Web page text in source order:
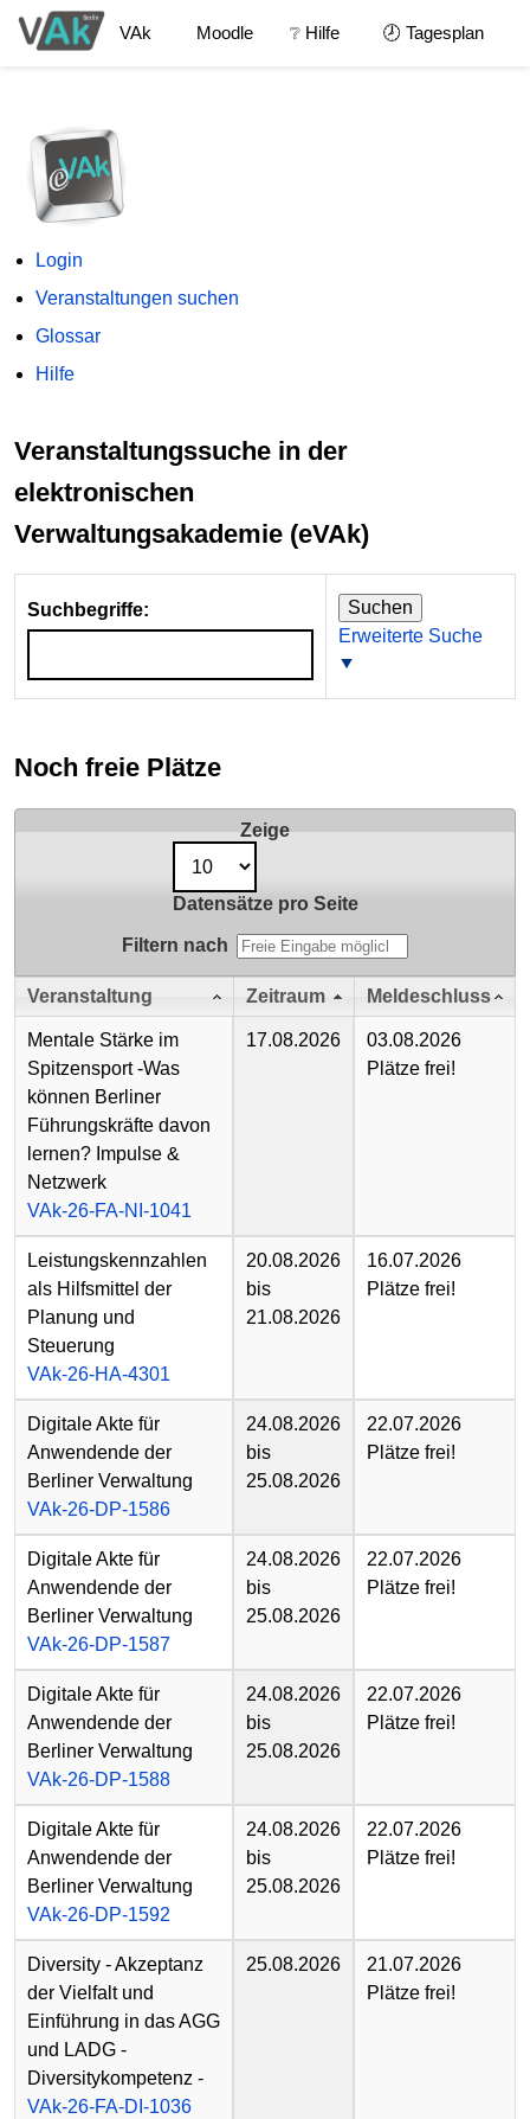
VAk Moodle ❔ Hilfe 🕗 Tagesplan
Login
Veranstaltungen suchen
Glossar
Hilfe
Veranstaltungssuche in der
elektronischen
Verwaltungsakademie (eVAk)
Suchbegriffe:
Suchen
Erweiterte Suche
Noch freie Plätze
Zeige
Datensätze pro Seite
Filtern nach
Veranstaltung Zeitraum Meldeschluss
Mentale Stärke im
Spitzensport -Was
können Berliner
Führungskräfte davon
lernen? Impulse &
Netzwerk
VAk-26-FA-NI-1041
17.08.2026
03.08.2026
Plätze frei!
Leistungskennzahlen
als Hilfsmittel der
Planung und
Steuerung
VAk-26-HA-4301
20.08.2026
bis
21.08.2026
16.07.2026
Plätze frei!
Digitale Akte für
Anwendende der
Berliner Verwaltung
VAk-26-DP-1586
24.08.2026
bis
25.08.2026
22.07.2026
Plätze frei!
Digitale Akte für
Anwendende der
Berliner Verwaltung
VAk-26-DP-1587
24.08.2026
bis
25.08.2026
22.07.2026
Plätze frei!
Digitale Akte für
Anwendende der
Berliner Verwaltung
VAk-26-DP-1588
24.08.2026
bis
25.08.2026
22.07.2026
Plätze frei!
Digitale Akte für
Anwendende der
Berliner Verwaltung
VAk-26-DP-1592
24.08.2026
bis
25.08.2026
22.07.2026
Plätze frei!
Diversity - Akzeptanz
der Vielfalt und
Einführung in das AGG
und LADG -
Diversitykompetenz -
VAk-26-FA-DI-1036
25.08.2026
21.07.2026
Plätze frei!